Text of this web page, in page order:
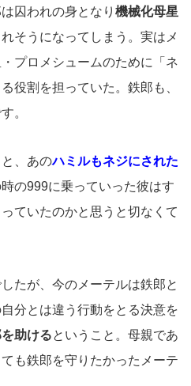
囚われの身となり 機械化母星
そうになってしまう。実はメ
プロメシュームのために「ネ
役割を担っていた。鉄郎も、
。
、あのハミルもネジにされた
の999に乗っていった彼はす
ていたのかと思うと切なくて
たが、今のメーテルは鉄郎と
分とは違う行動をとる決意を
助けるということ。母親であ
も鉄郎を守りたかったメーテ